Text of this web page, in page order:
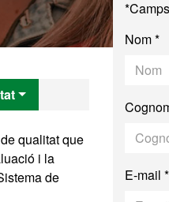
i
qualitat que
i la
de
Nom *
E-mail *